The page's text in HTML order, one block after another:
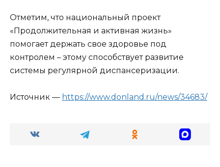
Отметим, что национальный проект
«Продолжительная и активная жизнь»
помогает держать свое здоровье под
контролем – этому способствует развитие
системы регулярной диспансеризации.
Источник — https://www.donland.ru/news/34683/